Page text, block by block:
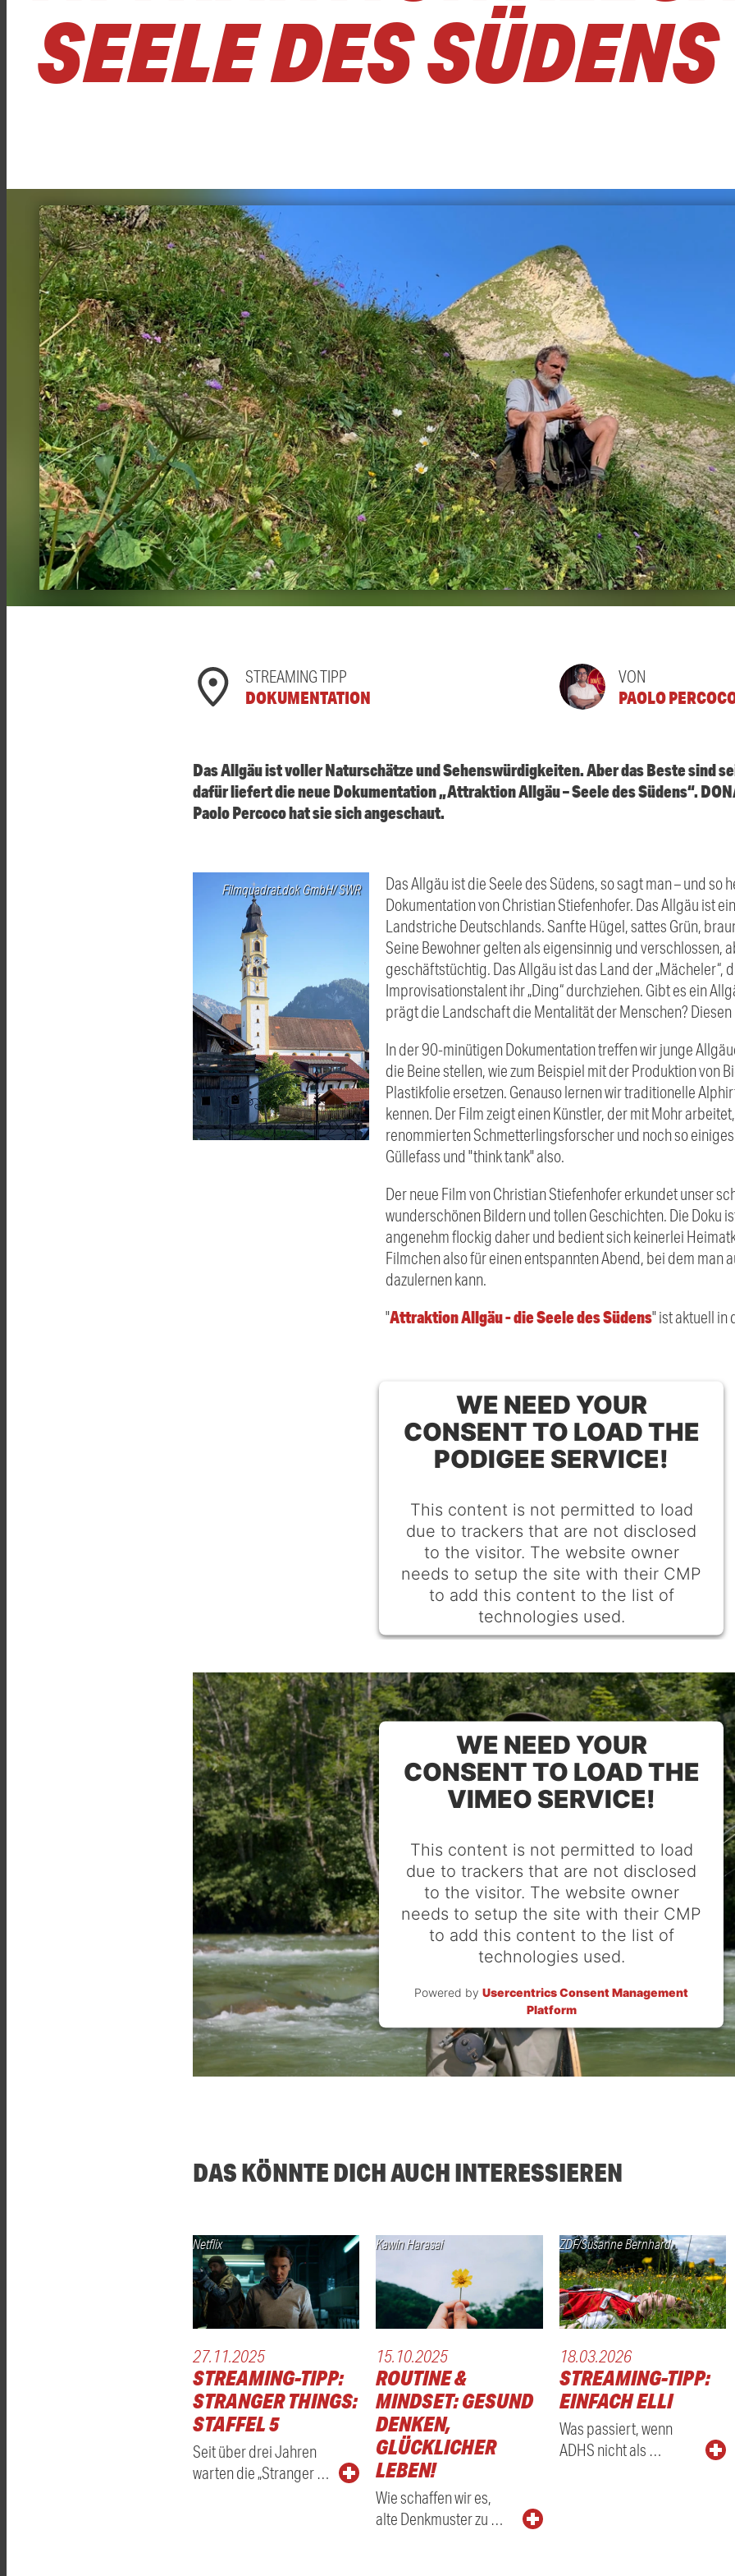
SEELE DES SÜDENS
STREAMING TIPP
DOKUMENTATION
VON
PAOLO
Das Allgäu ist voller Naturschätze und Sehenswürdigkeiten. Aber das Beste sind
dafür liefert die neue Dokumentation „Attraktion Allgäu – Seele des Südens“.
Paolo Percoco hat sie sich angeschaut.
Filmquadrat.dok GmbH/ SWR
Das Allgäu ist die Seele des Südens, so sagt man – und so
Dokumentation von Christian Stiefenhofer. Das Allgäu ist
Landstriche Deutschlands. Sanfte Hügel, sattes Grün,
Seine Bewohner gelten als eigensinnig und verschlossen,
geschäftstüchtig. Das Allgäu ist das Land der „Mächeler“,
Improvisationstalent ihr „Ding“ durchziehen. Gibt es ein
prägt die Landschaft die Mentalität der Menschen?
In der 90-minütigen Dokumentation treffen wir junge
die Beine stellen, wie zum Beispiel mit der Produktion von
Plastikfolie ersetzen. Genauso lernen wir traditionelle
kennen. Der Film zeigt einen Künstler, der mit Mohr
renommierten Schmetterlingsforscher und noch so
Güllefass und "think tank" also.
Der neue Film von Christian Stiefenhofer erkundet unser
wunderschönen Bildern und tollen Geschichten. Die Doku
angenehm flockig daher und bedient sich keinerlei
Filmchen also für einen entspannten Abend, bei dem man
dazulernen kann.
"Attraktion Allgäu - die Seele des Südens" ist aktuell in
WE NEED YOUR
CONSENT TO LOAD THE
PODIGEE SERVICE!
This content is not permitted to load
due to trackers that are not disclosed
to the visitor. The website owner
needs to setup the site with their CMP
to add this content to the list of
technologies used.
Platform
WE NEED YOUR
CONSENT TO LOAD THE
VIMEO SERVICE!
This content is not permitted to load
due to trackers that are not disclosed
to the visitor. The website owner
needs to setup the site with their CMP
to add this content to the list of
technologies used.
Powered by Usercentrics Consent Management
Platform
DAS KÖNNTE DICH AUCH INTERESSIEREN
Netflix
27.11.2025
STREAMING-TIPP:
STRANGER THINGS:
STAFFEL 5
Seit über drei Jahren
warten die „Stranger …
Kawin Harasai
15.10.2025
ROUTINE &
MINDSET: GESUND
DENKEN,
GLÜCKLICHER
LEBEN!
Wie schaffen wir es,
alte Denkmuster zu …
ZDF/Susanne Bernhard
18.03.2026
STREAMING-TIPP:
EINFACH ELLI
Was passiert, wenn
ADHS nicht als …